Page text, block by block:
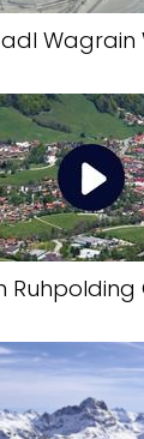
Wagrain
Ruhpolding